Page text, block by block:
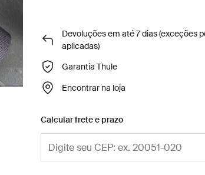
Devoluções em até 7 dias (exceções
aplicadas)
Garantia Thule
Encontrar na loja
Calcular frete e prazo